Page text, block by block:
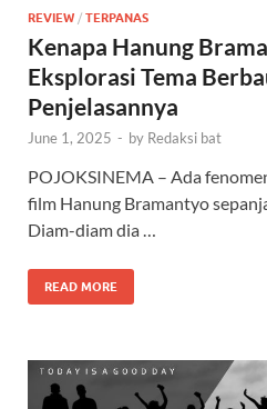
REVIEW / TERPANAS
Kenapa Hanung
Eksplorasi Tema
Penjelasannya
June 1, 2025 - by Redaksi bat
POJOKSINEMA – Ada
film Hanung Bramantyo
Diam-diam dia …
READ MORE